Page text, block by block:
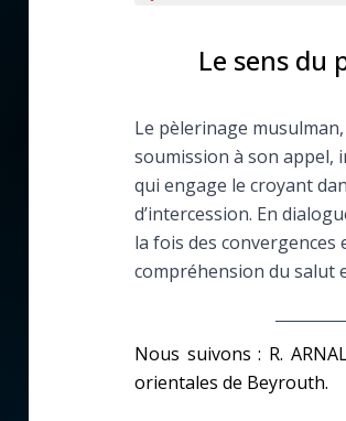
Les premiers samedis
Marie qui défait les
Me consacrer à Jésus
Contact
Faire un
Le sens du
Le pèlerinage
soumission à son appel,
qui engage le croyant
d’intercession. En
la fois des
compréhension du salut
Nous suivons : R.
orientales de Beyrouth.